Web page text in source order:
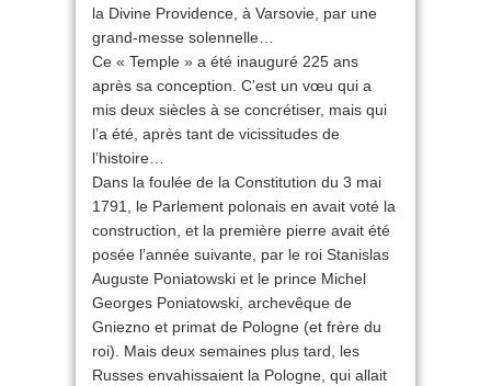
la Divine Providence, à Varsovie, par une
grand-messe solennelle…
Ce « Temple » a été inauguré 225 ans
après sa conception. C’est un vœu qui a
mis deux siècles à se concrétiser, mais qui
l’a été, après tant de vicissitudes de
l’histoire…
Dans la foulée de la Constitution du 3 mai
1791, le Parlement polonais en avait voté la
construction, et la première pierre avait été
posée l’année suivante, par le roi Stanislas
Auguste Poniatowski et le prince Michel
Georges Poniatowski, archevêque de
Gniezno et primat de Pologne (et frère du
roi). Mais deux semaines plus tard, les
Russes envahissaient la Pologne, qui allait